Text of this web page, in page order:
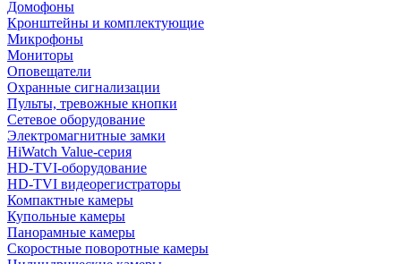
Домофоны
Кронштейны и комплектующие
Микрофоны
Мониторы
Оповещатели
Охранные сигнализации
Пульты, тревожные кнопки
Сетевое оборудование
Электромагнитные замки
HiWatch Value-серия
HD-TVI-оборудование
HD-TVI видеорегистраторы
Компактные камеры
Купольные камеры
Панорамные камеры
Скоростные поворотные камеры